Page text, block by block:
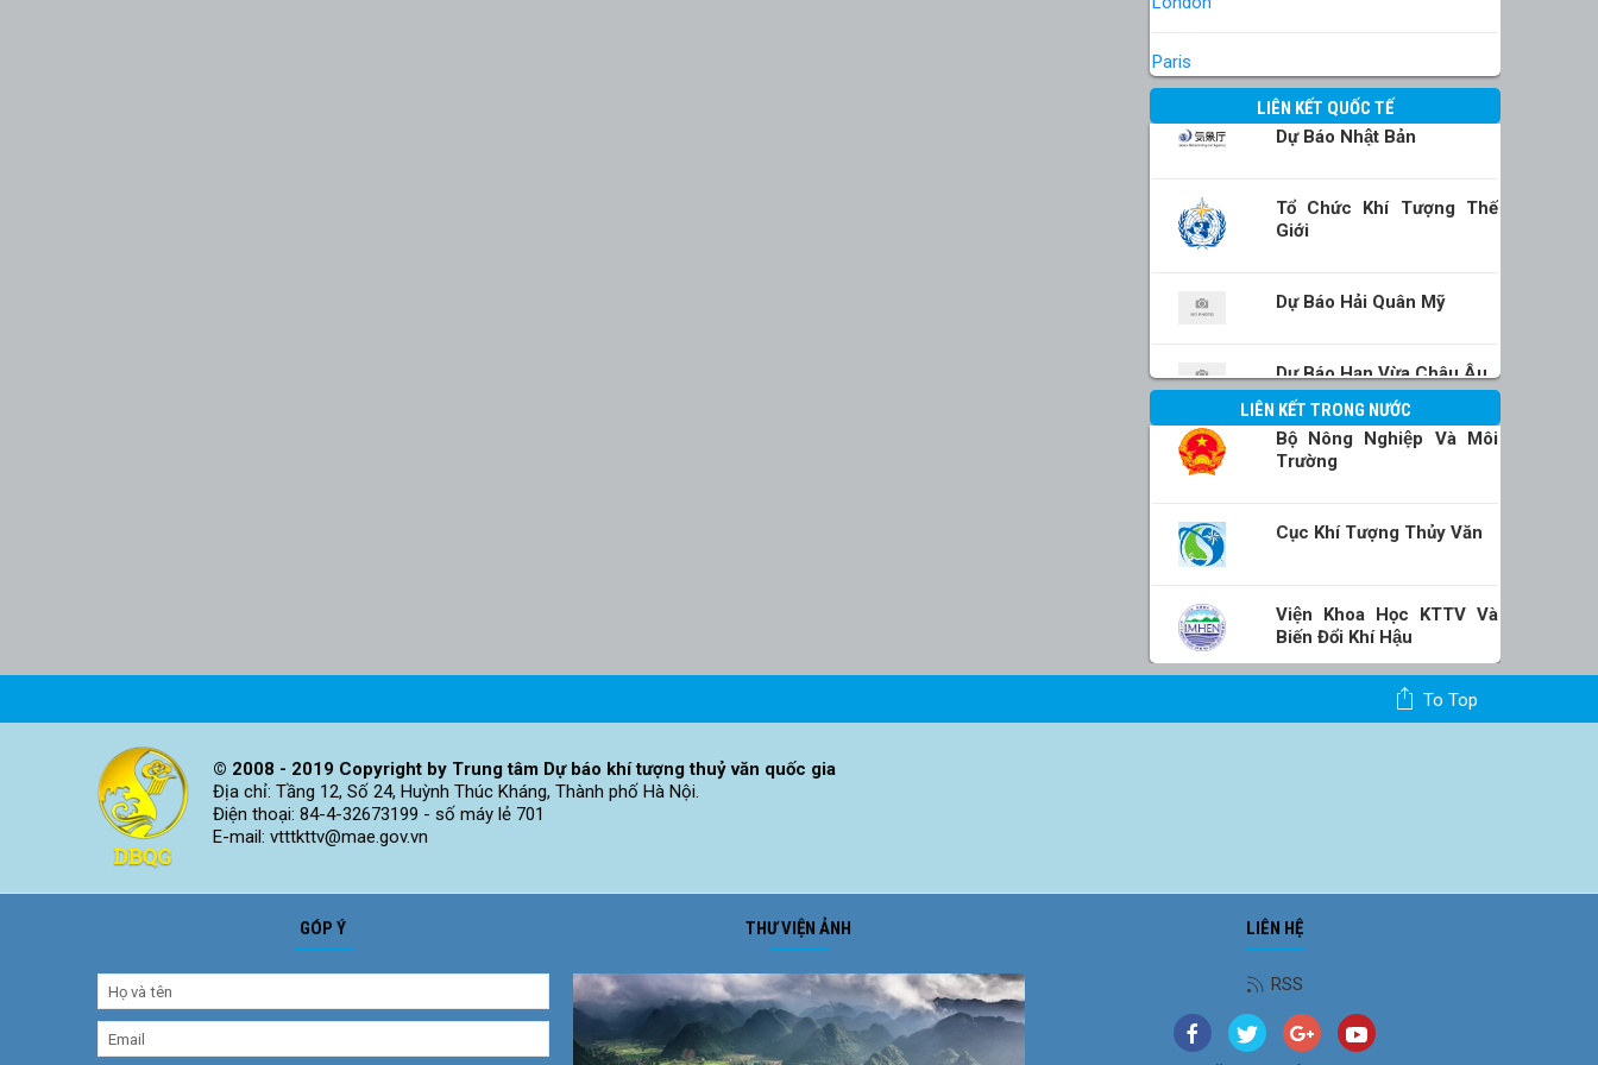
Paris
LIÊN KẾT QUỐC TẾ
Dự Báo Nhật Bản
Tổ Chức Khí Tượng Thế
Giới
Dự Báo Hải Quân Mỹ
Dự Báo Hạn Vừa Châu Âu
LIÊN KẾT TRONG NƯỚC
Bộ Nông Nghiệp Và Môi
Trường
Cục Khí Tượng Thủy Văn
Viện Khoa Học KTTV Và
Biến Đổi Khí Hậu
To Top
© 2008 - 2019 Copyright by Trung tâm Dự báo khí tượng thuỷ văn quốc gia
Địa chỉ: Tầng 12, Số 24, Huỳnh Thúc Kháng, Thành phố Hà Nội.
Điện thoại: 84-4-32673199 - số máy lẻ 701
E-mail: vtttkttv@mae.gov.vn
GÓP Ý THƯ VIỆN ẢNH LIÊN HỆ
RSS